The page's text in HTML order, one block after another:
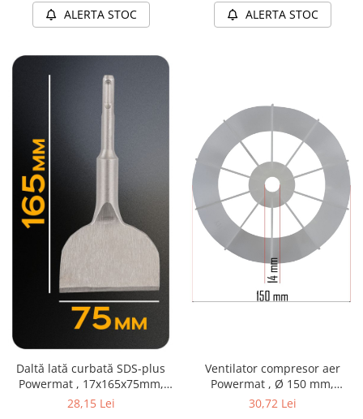
ALERTA STOC ALERTA STOC
Daltă lată curbată SDS-plus
Powermat , 17x165x75mm,
unghi 15°
28,15 Lei
Ventilator compresor aer
Powermat , Ø 150 mm,
universal
30,72 Lei